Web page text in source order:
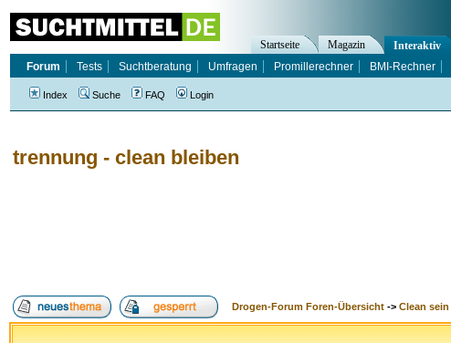
trennung - clean bleiben
Drogen-Forum Foren-Übersicht -> Clean sein
Startseite Magazin Interaktiv
Forum
Tests Suchtberatung Umfragen Promillerechner BMI-Rechner
Index Suche FAQ Login